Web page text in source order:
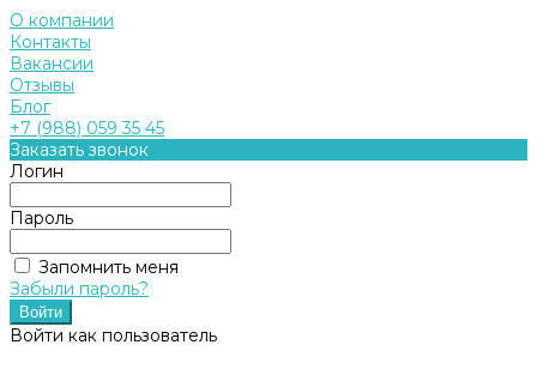
О компании
Контакты
Вакансии
Отзывы
Блог
+7 (988) 059 35 45
Заказать звонок
Логин
Пароль
Запомнить меня
Забыли пароль?
Войти как пользователь